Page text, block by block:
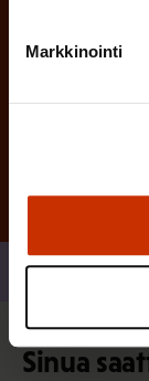
Markkinointi
Tilaa
Sinua